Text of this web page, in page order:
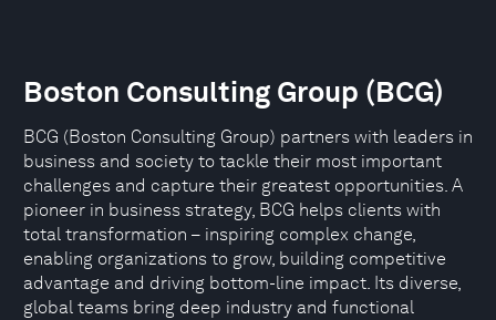
Boston Consulting Group (BCG)
BCG (Boston Consulting Group) partners with leaders in
business and society to tackle their most important
challenges and capture their greatest opportunities. A
pioneer in business strategy, BCG helps clients with
total transformation – inspiring complex change,
enabling organizations to grow, building competitive
advantage and driving bottom-line impact. Its diverse,
global teams bring deep industry and functional